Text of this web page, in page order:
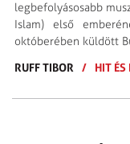
legbefolyásosabb
Islam) első
októberében küldött
RUFF TIBOR
/ HIT ÉS